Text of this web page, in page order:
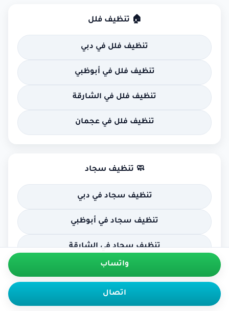
🏠 تنظيف فلل
تنظيف فلل في دبي
تنظيف فلل في أبوظبي
تنظيف فلل في الشارقة
تنظيف فلل في عجمان
🧼 تنظيف سجاد
تنظيف سجاد في دبي
تنظيف سجاد في أبوظبي
تنظيف سجاد في الشارقة
واتساب
اتصال